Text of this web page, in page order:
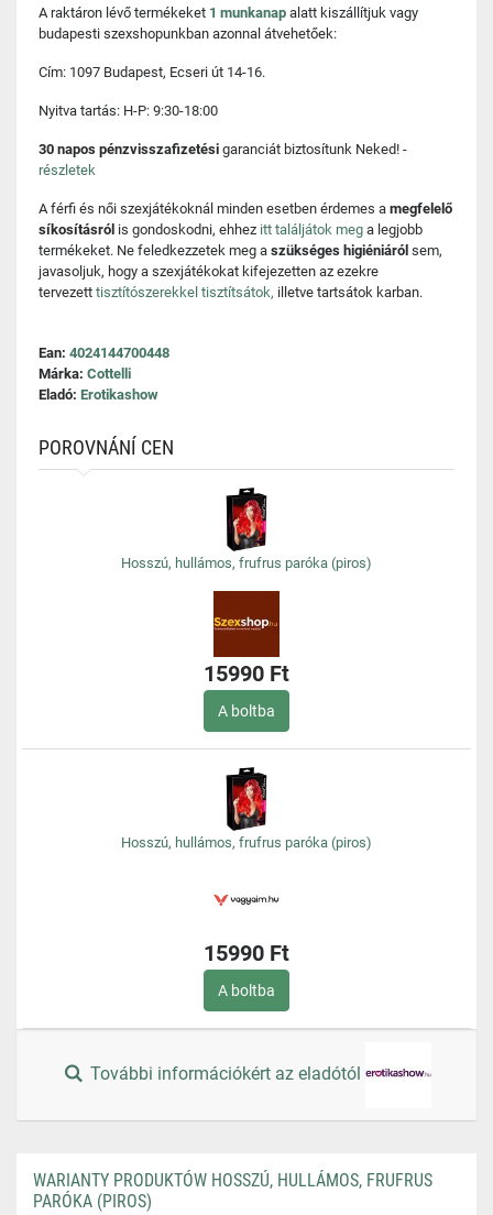
A raktáron lévő termékeket 1 munkanap alatt kiszállítjuk vagy
budapesti szexshopunkban azonnal átvehetőek:
Cím: 1097 Budapest, Ecseri út 14-16.
Nyitva tartás: H-P: 9:30-18:00
30 napos pénzvisszafizetési garanciát biztosítunk Neked! -
részletek
A férfi és női szexjátékoknál minden esetben érdemes a megfelelő
síkosításról is gondoskodni, ehhez itt találjátok meg a legjobb
termékeket. Ne feledkezzetek meg a szükséges higiéniáról sem,
javasoljuk, hogy a szexjátékokat kifejezetten az ezekre
tervezett tisztítószerekkel tisztítsátok, illetve tartsátok karban.
Ean: 4024144700448
Márka: Cottelli
Eladó: Erotikashow
POROVNÁNÍ CEN
Hosszú, hullámos, frufrus paróka (piros)
15990 Ft
A boltba
Hosszú, hullámos, frufrus paróka (piros)
15990 Ft
A boltba
További információkért az eladótól
WARIANTY PRODUKTÓW HOSSZÚ, HULLÁMOS, FRUFRUS
PARÓKA (PIROS)